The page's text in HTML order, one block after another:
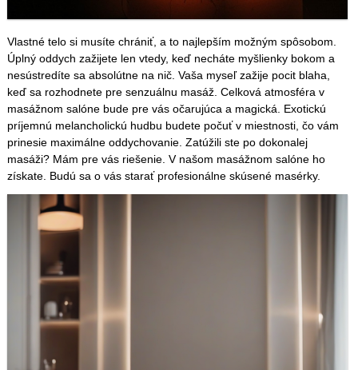
Vlastné telo si musíte chrániť, a to najlepším možným spôsobom.
Úplný oddych zažijete len vtedy, keď necháte myšlienky bokom a
nesústredíte sa absolútne na nič. Vaša myseľ zažije pocit blaha,
keď sa rozhodnete pre senzuálnu masáž. Celková atmosféra v
masážnom salóne bude pre vás očarujúca a magická. Exotickú
príjemnú melancholickú hudbu budete počuť v miestnosti, čo vám
prinesie maximálne oddychovanie. Zatúžili ste po dokonalej
masáži? Mám pre vás riešenie. V našom masážnom salóne ho
získate. Budú sa o vás starať profesionálne skúsené masérky.